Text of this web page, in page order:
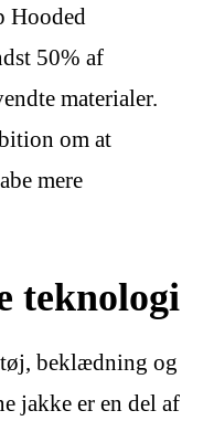
Hooded
50% af
materialer.
om at
mere
teknologi
beklædning og
jakke er en del af